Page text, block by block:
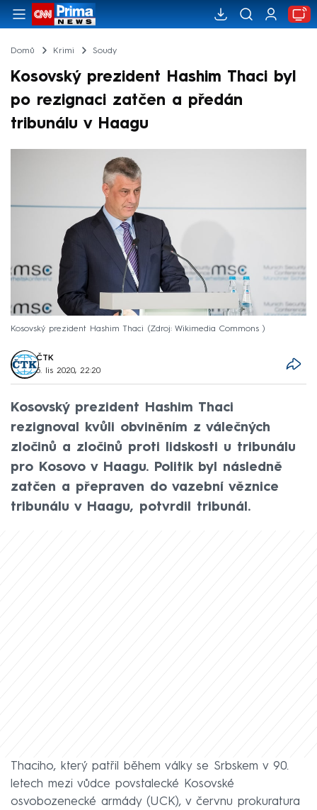
Domů Krimi Soudy
Kosovský prezident Hashim Thaci byl
po rezignaci zatčen a předán
tribunálu v Haagu
Kosovský prezident Hashim Thaci Zdroj: Wikimedia Commons
ČTK
5. lis 2020, 22:20
Kosovský prezident Hashim Thaci
rezignoval kvůli obviněním z válečných
zločinů a zločinů proti lidskosti u tribunálu
pro Kosovo v Haagu. Politik byl následně
zatčen a přepraven do vazební věznice
tribunálu v Haagu, potvrdil tribunál.
Thaciho, který patřil během války se Srbskem v 90.
letech mezi vůdce povstalecké Kosovské
osvobozenecké armády (UCK), v červnu prokuratura